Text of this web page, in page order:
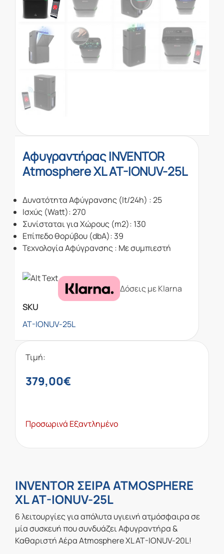
Αφυγραντήρας INVENTOR
Atmosphere XL AT-IONUV-25L
Δυνατότητα Αφύγρανσης (lt/24h) : 25
Ισχύς (Watt): 270
Συνίσταται για Χώρους (m2): 130
Επίπεδο θορύβου (dbA): 39
Τεχνολογία Αφύγρανσης : Με συμπιεστή
Δόσεις με Klarna
SKU
AT-IONUV-25L
Τιμή:
379,00€
Προσωρινά Εξαντλημένο
INVENTOR ΣΕΙΡΑ ATMOSPHERE
XL AT-IONUV-25L
6 λειτουργίες για απόλυτα υγιεινή ατμόσφαιρα σε
μία συσκευή που συνδυάζει Αφυγραντήρα &
Καθαριστή Αέρα Atmosphere XL AT-IONUV-20L!